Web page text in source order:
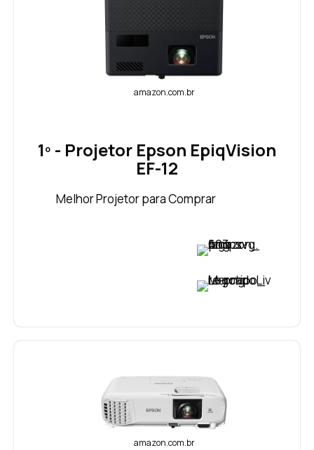
amazon.com.br
1º - Projetor Epson EpiqVision
EF-12
Melhor Projetor para Comprar
amazon.com.br